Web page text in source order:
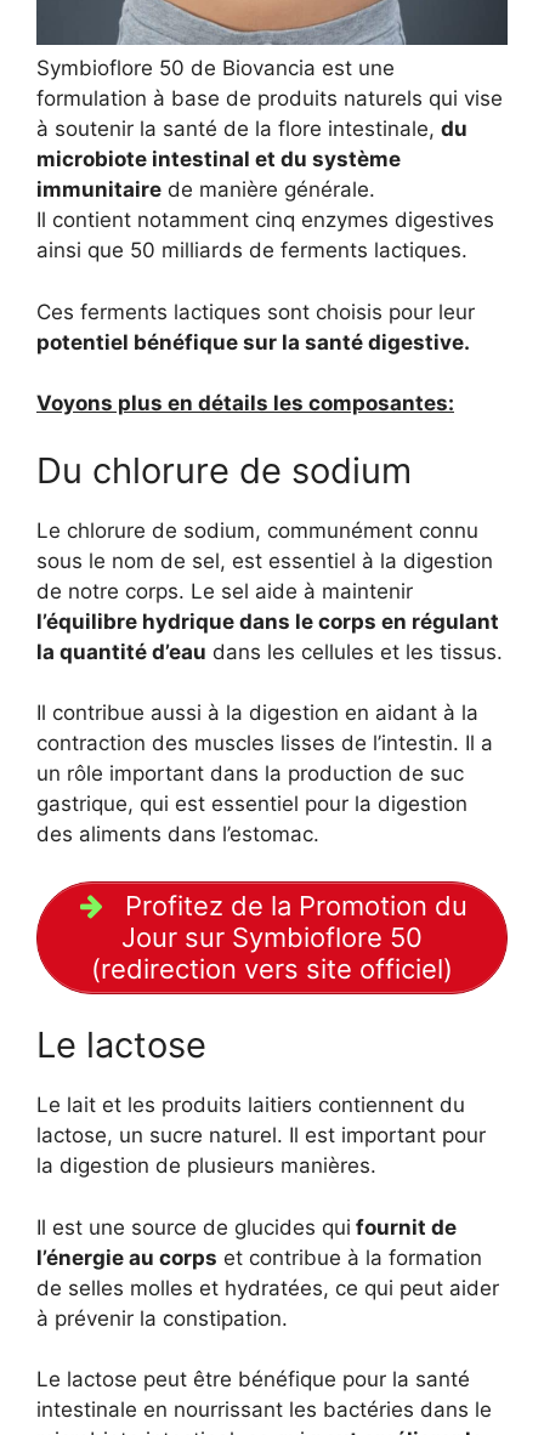
Symbioflore 50 de Biovancia est une
formulation à base de produits naturels qui vise
à soutenir la santé de la flore intestinale, du
microbiote intestinal et du système
immunitaire de manière générale.
Il contient notamment cinq enzymes digestives
ainsi que 50 milliards de ferments lactiques.
Ces ferments lactiques sont choisis pour leur
potentiel bénéfique sur la santé digestive.
Voyons plus en détails les composantes:
Du chlorure de sodium
Le chlorure de sodium, communément connu
sous le nom de sel, est essentiel à la digestion
de notre corps. Le sel aide à maintenir
l’équilibre hydrique dans le corps en régulant
la quantité d’eau dans les cellules et les tissus.
Il contribue aussi à la digestion en aidant à la
contraction des muscles lisses de l’intestin. Il a
un rôle important dans la production de suc
gastrique, qui est essentiel pour la digestion
des aliments dans l’estomac.
Profitez de la Promotion du
Jour sur Symbioflore 50
(redirection vers site officiel)
Le lactose
Le lait et les produits laitiers contiennent du
lactose, un sucre naturel. Il est important pour
la digestion de plusieurs manières.
Il est une source de glucides qui fournit de
l’énergie au corps et contribue à la formation
de selles molles et hydratées, ce qui peut aider
à prévenir la constipation.
Le lactose peut être bénéfique pour la santé
intestinale en nourrissant les bactéries dans le